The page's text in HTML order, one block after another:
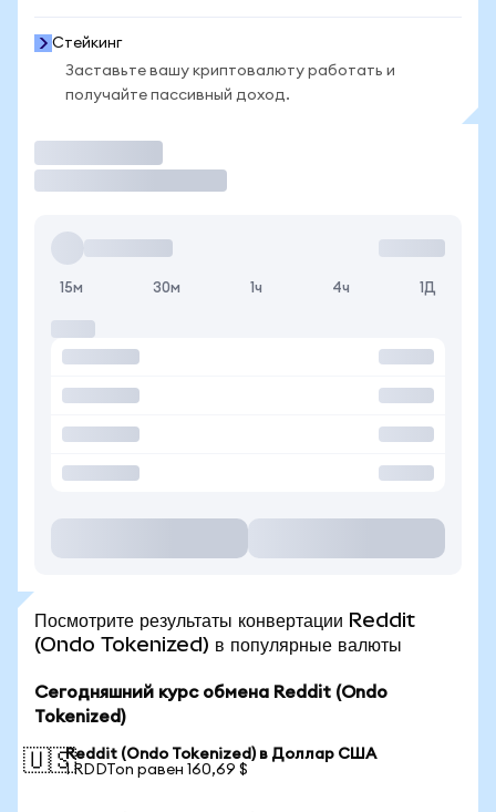
Стейкинг
Заставьте вашу криптовалюту работать и
получайте пассивный доход.
15м 30м 1ч 4ч 1Д
Посмотрите результаты конвертации Reddit
(Ondo Tokenized) в популярные валюты
Сегодняшний курс обмена Reddit (Ondo
Tokenized)
🇺🇸Reddit (Ondo Tokenized) в Доллар США
1 RDDTon равен 160,69 $